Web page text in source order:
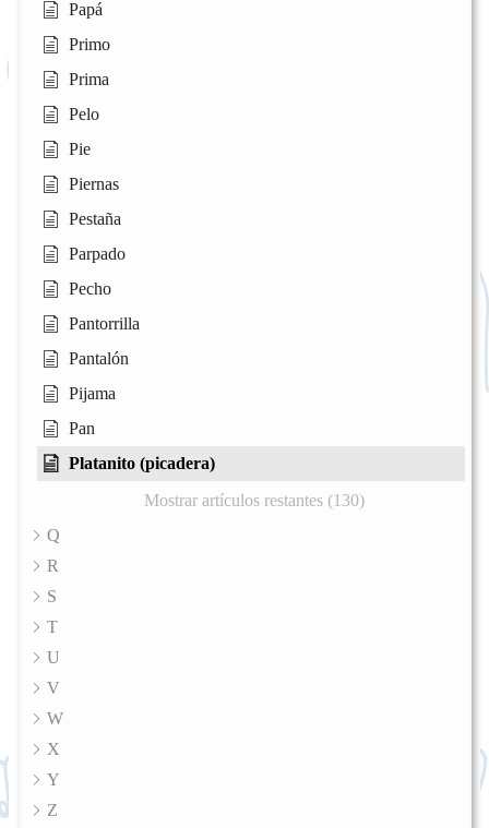
Papá
Primo
Prima
Pelo
Pie
Piernas
Pestaña
Parpado
Pecho
Pantorrilla
Pantalón
Pijama
Pan
Platanito (picadera)
Mostrar artículos restantes (130)
Q
R
S
T
U
V
W
X
Y
Z